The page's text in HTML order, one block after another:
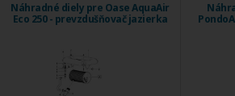
Náhradné diely pre Oase AquaAir
Eco 250 - prevzdušňovač jazierka